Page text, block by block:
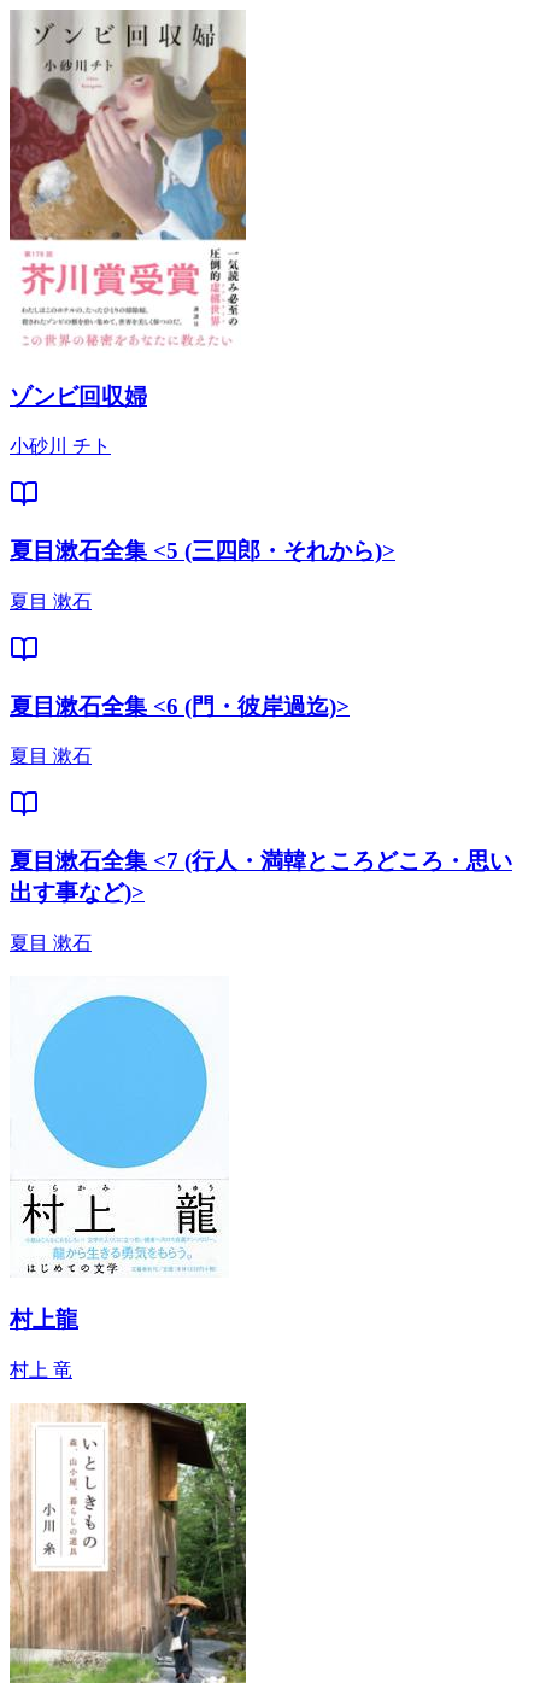
ゾンビ回収婦
小砂川 チト
夏目漱石全集 <5 (三四郎・それから)>
夏目 漱石
夏目漱石全集 <6 (門・彼岸過迄)>
夏目 漱石
夏目漱石全集 <7 (行人・満韓ところどころ・思い
出す事など)>
夏目 漱石
村上龍
村上 竜